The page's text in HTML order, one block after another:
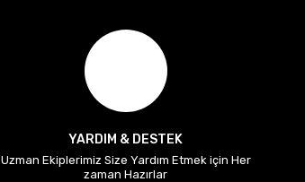
YARDIM & DESTEK
Uzman Ekiplerimiz Size Yardım Etmek için Her
zaman Hazırlar